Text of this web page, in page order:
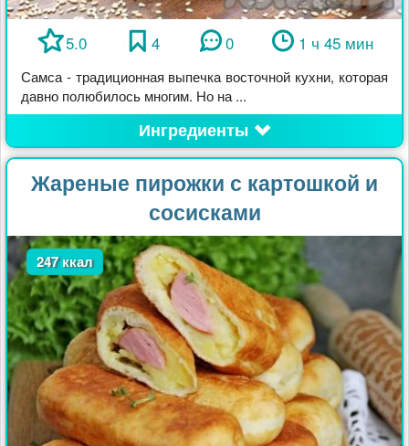
5.0 4 0 1 ч 45 мин
Самса - традиционная выпечка восточной кухни, которая
давно полюбилось многим. Но на ...
Ингредиенты
Жареные пирожки с картошкой и
сосисками
247 ккал